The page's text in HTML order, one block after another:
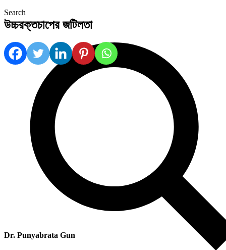
Search
উচ্চরক্তচাপের জটিলতা
Dr. Punyabrata Gun